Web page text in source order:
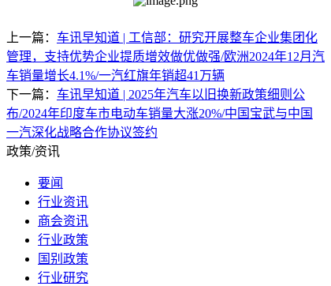
上一篇： 车讯早知道 | 工信部：研究开展整车企业集团化
管理，支持优势企业提质增效做优做强/欧洲2024年12月汽
车销量增长4.1%/一汽红旗年销超41万辆
下一篇： 车讯早知道 | 2025年汽车以旧换新政策细则公
布/2024年印度车市电动车销量大涨20%/中国宝武与中国
一汽深化战略合作协议签约
政策/资讯
要闻
行业资讯
商会资讯
行业政策
国别政策
行业研究